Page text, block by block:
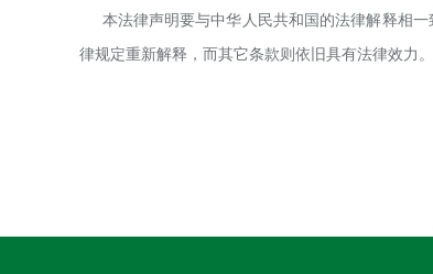
本法律声明要与中华人民共和国的法律解释相一
律规定重新解释，而其它条款则依旧具有法律效力。